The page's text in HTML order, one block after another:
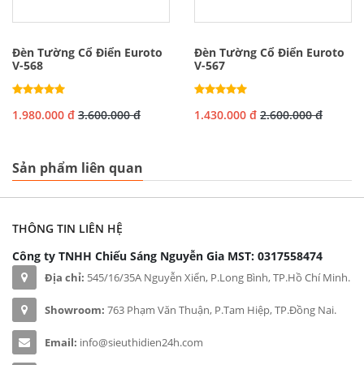
Đèn Tường Cổ Điển Euroto
V-568
1.980.000 đ 3.600.000 đ
Đèn Tường Cổ Điển Euroto
V-567
1.430.000 đ 2.600.000 đ
Sản phẩm liên quan
THÔNG TIN LIÊN HỆ
Công ty TNHH Chiếu Sáng Nguyễn Gia MST: 0317558474
Địa chỉ: 545/16/35A Nguyễn Xiển, P.Long Bình, TP.Hồ Chí Minh.
Showroom: 763 Phạm Văn Thuận, P.Tam Hiệp, TP.Đồng Nai.
Email: info@sieuthidien24h.com